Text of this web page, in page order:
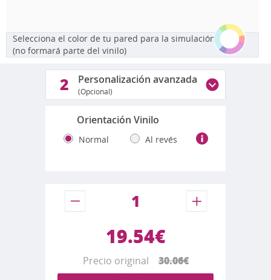
Selecciona el color de tu pared para la simulación
(no formará parte del vinilo)
2 Personalización avanzada
(Opcional)
Orientación Vinilo
Normal Al revés
19.54€
Precio original30.06€